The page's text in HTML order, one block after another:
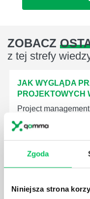
Zgoda
Niniejsza strona
ZOBACZ
z tej strefy
JAK WYGLĄDA
PROJEKTOWYCH
Project
to szereg czynności
wszystkich
specjalnych